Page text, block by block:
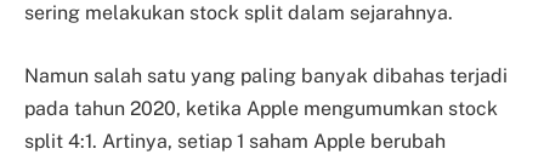
sering melakukan stock split dalam sejarahnya.
Namun salah satu yang paling banyak dibahas terjadi
pada tahun 2020, ketika Apple mengumumkan stock
split 4:1. Artinya, setiap 1 saham Apple berubah